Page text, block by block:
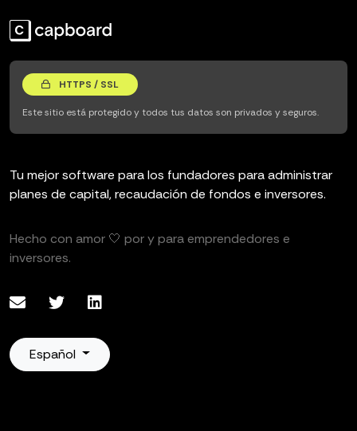
HTTPS / SSL
Este sitio está protegido y todos tus datos son privados y seguros.
Tu mejor software para los fundadores para administrar
planes de capital, recaudación de fondos e inversores.
Hecho con amor 🤍 por y para emprendedores e
inversores.
Español